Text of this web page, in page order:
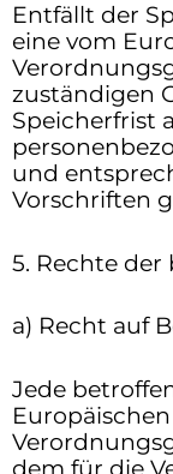
Entfällt der
eine vom
zuständigen
Speicherfrist
und
Vorschriften
5. Rechte der
a) Recht auf
Jede
dem für die